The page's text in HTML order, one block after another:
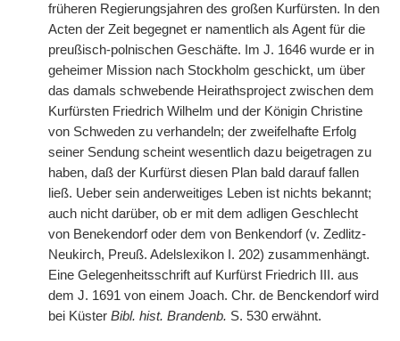
früheren Regierungsjahren des großen Kurfürsten. In den
Acten der Zeit begegnet er namentlich als Agent für die
preußisch-polnischen Geschäfte. Im J. 1646 wurde er in
geheimer Mission nach Stockholm geschickt, um über
das damals schwebende Heirathsproject zwischen dem
Kurfürsten Friedrich Wilhelm und der Königin Christine
von Schweden zu verhandeln; der zweifelhafte Erfolg
seiner Sendung scheint wesentlich dazu beigetragen zu
haben, daß der Kurfürst diesen Plan bald darauf fallen
ließ. Ueber sein anderweitiges Leben ist nichts bekannt;
auch nicht darüber, ob er mit dem adligen Geschlecht
von Benekendorf oder dem von Benkendorf (v. Zedlitz-
Neukirch, Preuß. Adelslexikon I. 202) zusammenhängt.
Eine Gelegenheitsschrift auf Kurfürst Friedrich III. aus
dem J. 1691 von einem Joach. Chr. de Benckendorf wird
bei Küster Bibl. hist. Brandenb. S. 530 erwähnt.